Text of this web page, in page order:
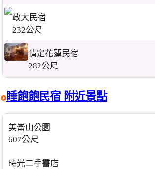
政大民宿
232公尺
情定花蓮民宿
282公尺
睡飽飽民宿 附近景點
美崙山公園
607公尺
時光二手書店